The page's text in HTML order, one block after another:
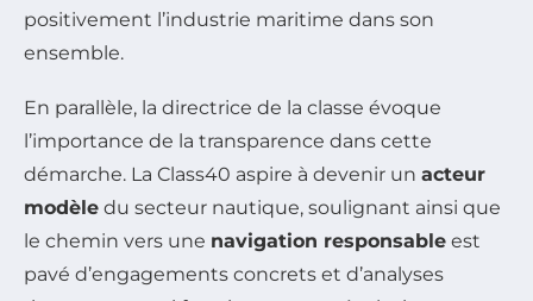
positivement l’industrie maritime dans son
ensemble.
En parallèle, la directrice de la classe évoque
l’importance de la transparence dans cette
démarche. La Class40 aspire à devenir un acteur
modèle du secteur nautique, soulignant ainsi que
le chemin vers une navigation responsable est
pavé d’engagements concrets et d’analyses